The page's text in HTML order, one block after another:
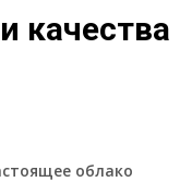
качества
облако